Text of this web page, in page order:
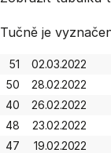
Tučně je
51 02.03.2022
50
28.02.2022
40
26.02.2022
48
23.02.2022
47
19.02.2022